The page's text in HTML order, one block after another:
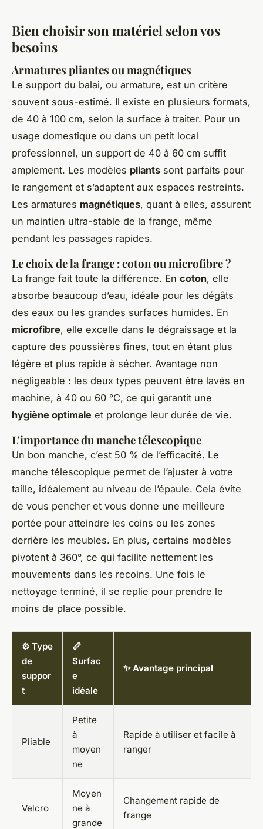
Bien choisir son matériel selon vos
besoins
Armatures pliantes ou magnétiques
Le support du balai, ou armature, est un critère
souvent sous-estimé. Il existe en plusieurs formats,
de 40 à 100 cm, selon la surface à traiter. Pour un
usage domestique ou dans un petit local
professionnel, un support de 40 à 60 cm suffit
amplement. Les modèles pliants sont parfaits pour
le rangement et s’adaptent aux espaces restreints.
Les armatures magnétiques, quant à elles, assurent
un maintien ultra-stable de la frange, même
pendant les passages rapides.
Le choix de la frange : coton ou microfibre ?
La frange fait toute la différence. En coton, elle
absorbe beaucoup d’eau, idéale pour les dégâts
des eaux ou les grandes surfaces humides. En
microfibre, elle excelle dans le dégraissage et la
capture des poussières fines, tout en étant plus
légère et plus rapide à sécher. Avantage non
négligeable : les deux types peuvent être lavés en
machine, à 40 ou 60 °C, ce qui garantit une
hygiène optimale et prolonge leur durée de vie.
L'importance du manche télescopique
Un bon manche, c’est 50 % de l’efficacité. Le
manche télescopique permet de l’ajuster à votre
taille, idéalement au niveau de l’épaule. Cela évite
de vous pencher et vous donne une meilleure
portée pour atteindre les coins ou les zones
derrière les meubles. En plus, certains modèles
pivotent à 360°, ce qui facilite nettement les
mouvements dans les recoins. Une fois le
nettoyage terminé, il se replie pour prendre le
moins de place possible.
⚙️ Type
de
suppor
t
📏
Surfac
e
idéale
✨ Avantage principal
Pliable
Petite
à
moyen
ne
Rapide à utiliser et facile à
ranger
Velcro
Moyen
ne à
grande
Changement rapide de
frange